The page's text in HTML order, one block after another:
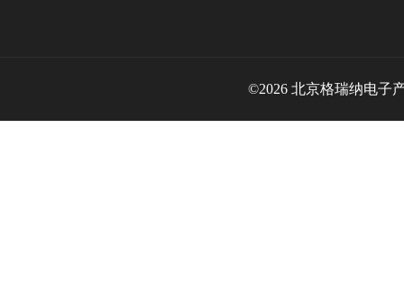
©2026 北京格瑞纳电子